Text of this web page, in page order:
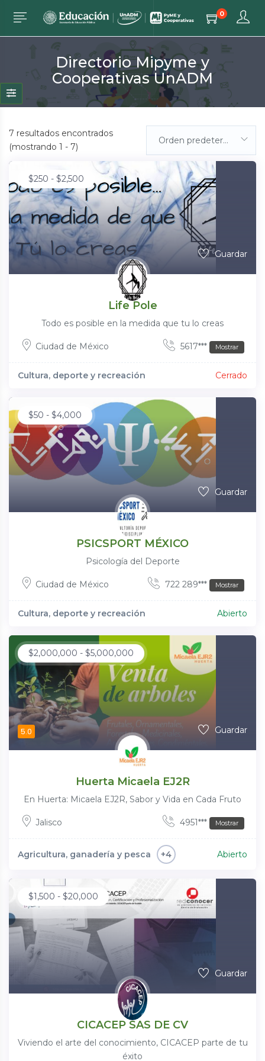
0
Directorio Mipyme y
Cooperativas UnADM
7 resultados encontrados
(mostrando 1 - 7)
Orden predeterminada
$250 - $2,500
Guardar
Life Pole
Todo es posible en la medida que tu lo creas
Ciudad de México 5617*** Mostrar
Cultura, deporte y recreación Cerrado
$50 - $4,000
Guardar
PSICSPORT MÉXICO
Psicología del Deporte
Ciudad de México 722 289*** Mostrar
Cultura, deporte y recreación Abierto
$2,000,000 - $5,000,000
5.0 Guardar
Huerta Micaela EJ2R
En Huerta: Micaela EJ2R, Sabor y Vida en Cada Fruto
Jalisco 4951*** Mostrar
Agricultura, ganadería y pesca +4 Abierto
$1,500 - $20,000
Guardar
CICACEP SAS DE CV
Viviendo el arte del conocimiento, CICACEP parte de tu
éxito